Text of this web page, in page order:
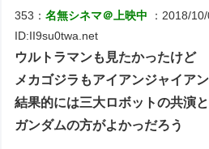
353：名無シネマ＠上映中
：2018/
ID:II9su0twa.net
ウルトラマンも見たかったけど
メカゴジラもアイアンジャイア
結果的には三大ロボットの共演
ガンダムの方がよかっだろう